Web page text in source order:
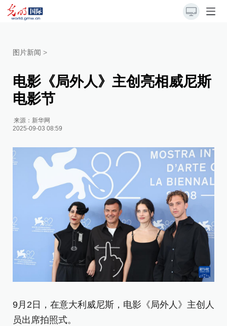
图片新闻 >
电影《局外人》主创亮相威尼斯
电影节
来源： 新华网
2025-09-03 08:59
9月2日，在意大利威尼斯，电影《局外人》主创人
员出席拍照式。